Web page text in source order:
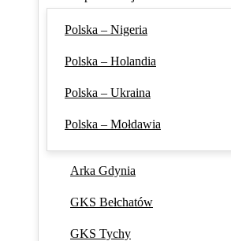
Polska – Nigeria
Polska – Holandia
Polska – Ukraina
Polska – Mołdawia
Arka Gdynia
GKS Bełchatów
GKS Tychy